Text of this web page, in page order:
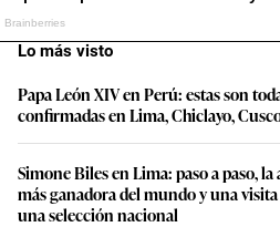
Lo más visto
Papa León XIV en Perú: estas son
confirmadas en Lima, Chiclayo,
Simone Biles en Lima: paso a paso,
más ganadora del mundo y una
una selección nacional